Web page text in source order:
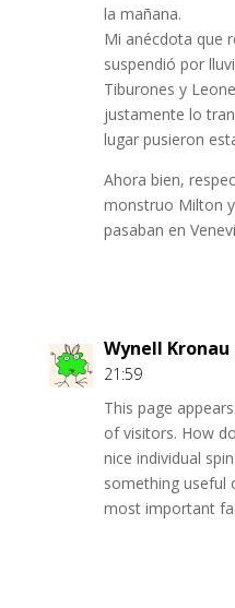
la mañana.
Mi anécdota que
suspendió por
Tiburones y
justamente lo
lugar pusieron
Ahora bien,
monstruo Milton
pasaban en
Wynell Kronau
21:59
This page
of visitors. How
nice individual
something useful
most important